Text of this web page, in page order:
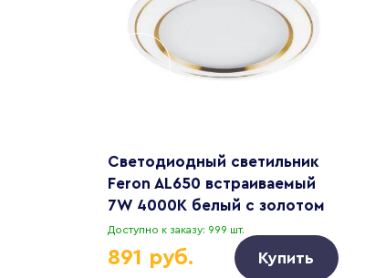
Светодиодный светильник
Feron AL650 встраиваемый
7W 4000K белый с золотом
Доступно к заказу: 999 шт.
891 руб. Купить